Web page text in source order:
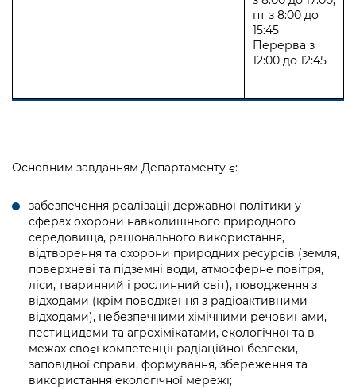
пт з 8:00 до
15:45
Перерва з
12:00 до 12:45
Основним завданням Департаменту є:
забезпечення реалізації державної політики у
сферах охорони навколишнього природного
середовища, раціонального використання,
відтворення та охорони природних ресурсів (земля,
поверхневі та підземні води, атмосферне повітря,
ліси, тваринний і рослинний світ), поводження з
відходами (крім поводження з радіоактивними
відходами), небезпечними хімічними речовинами,
пестицидами та агрохімікатами, екологічної та в
межах своєї компетенції радіаційної безпеки,
заповідної справи, формування, збереження та
використання екологічної мережі;